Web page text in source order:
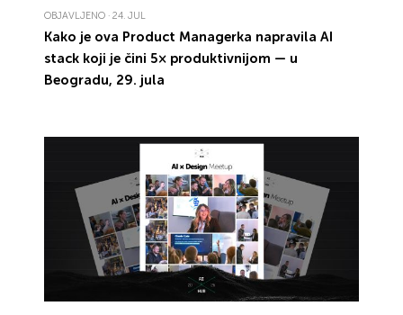
OBJAVLJENO · 24. JUL
Kako je ova Product Managerka napravilaAI
stack koji je čini 5× produktivnijom — u
Beogradu, 29. jula